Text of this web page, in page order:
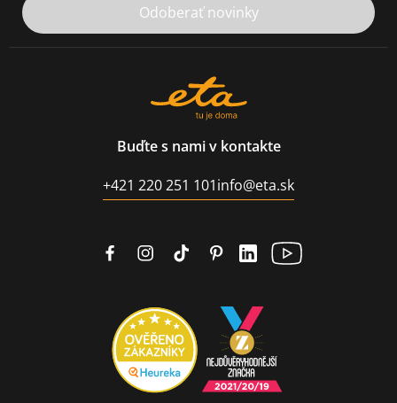
Odoberať novinky
Buďte s nami v kontakte
+421 220 251 101info@eta.sk